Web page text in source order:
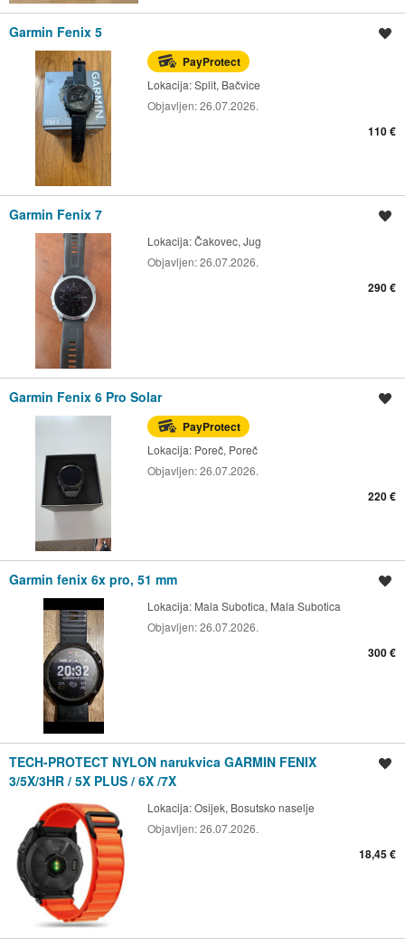
Garmin Fenix 5
PayProtect
Lokacija:Split, Bačvice
Objavljen:26.07.2026.
110 €
Garmin Fenix 7
Lokacija:Čakovec, Jug
Objavljen:26.07.2026.
290 €
Garmin Fenix 6 Pro Solar
PayProtect
Lokacija: Poreč, Poreč
Objavljen:26.07.2026.
220 €
Garmin fenix 6x pro, 51 mm
Lokacija: Mala Subotica, Mala Subotica
Objavljen:26.07.2026.
300 €
TECH-PROTECT NYLON narukvica GARMIN FENIX
3/5X/3HR / 5X PLUS / 6X /7X
Lokacija:Osijek, Bosutsko naselje
Objavljen:26.07.2026.
18,45 €